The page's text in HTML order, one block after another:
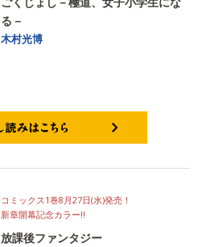
る－
木村光博
コミックス1巻8月27日(水)発売！
新章開幕記念カラー!!
放課後ファンタジー